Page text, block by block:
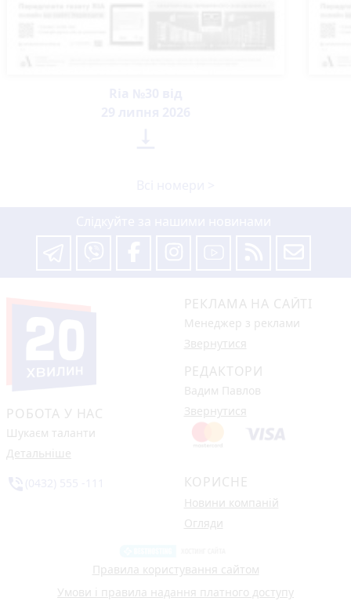
РОБОТА У НАС
Шукаєм таланти
Детальніше
РЕКЛАМА НА САЙТІ
Менеджер з реклами
Звернутися
РЕДАКТОРИ
Вадим Павлов
Звернутися
КОРИСНЕ
Новини компаній
Огляди
Правила користування сайтом
Умови і правила надання платного доступу